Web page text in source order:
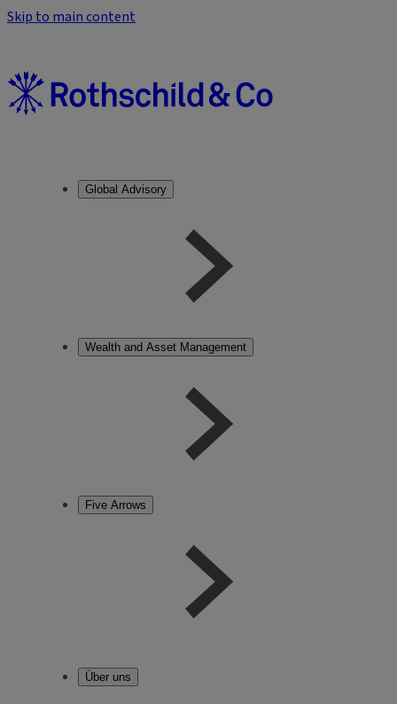
Skip to main content
Global Advisory
Wealth and Asset Management
Five Arrows
Über uns